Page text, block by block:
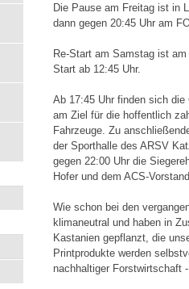
Die Pause am Freitag ist in
dann gegen 20:45 Uhr am
Re-Start am Samstag ist
Start ab 12:45 Uhr.
Ab 17:45 Uhr finden sich
am Ziel für die hoffentlich
Fahrzeuge. Zu
der Sporthalle des ARSV
gegen 22:00 Uhr die
Hofer und dem ACS-
Wie schon bei den
klimaneutral und haben in
Kastanien gepflanzt, die
Printprodukte werden
nachhaltiger Forstwirtschaft